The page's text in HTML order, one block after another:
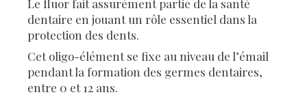
Le fluor fait assurément partie de la santé
dentaire en jouant un rôle essentiel dans la
protection des dents.
Cet oligo-élément se fixe au niveau de l’émail
pendant la formation des germes dentaires,
entre 0 et 12 ans.